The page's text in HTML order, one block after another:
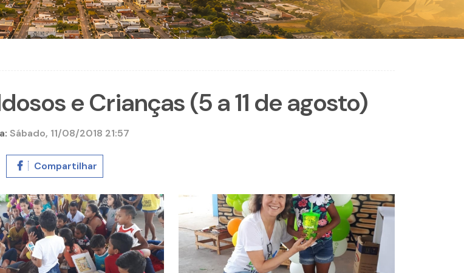
e Crianças (5 a 11 de agosto)
Sábado, 11/08/2018 21:57
Compartilhar